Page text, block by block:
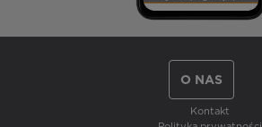
O NAS
Kontakt